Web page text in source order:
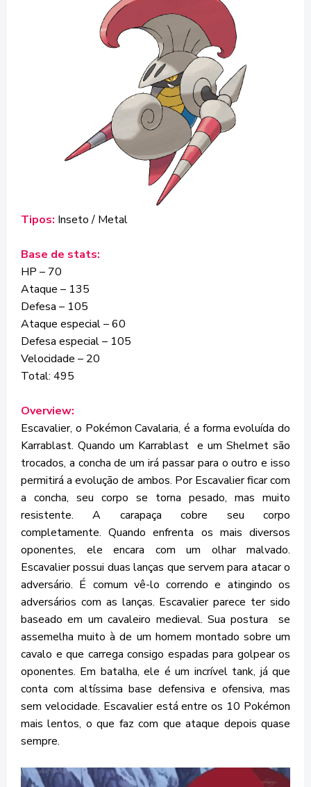
Tipos: Inseto / Metal
Base de stats:
HP – 70
Ataque – 135
Defesa – 105
Ataque especial – 60
Defesa especial – 105
Velocidade – 20
Total: 495
Overview:
Escavalier, o Pokémon Cavalaria, é a forma evoluída do
Karrablast. Quando um Karrablast e um Shelmet são
trocados, a concha de um irá passar para o outro e isso
permitirá a evolução de ambos. Por Escavalier ficar com
a concha, seu corpo se torna pesado, mas muito
resistente. A carapaça cobre seu corpo
completamente. Quando enfrenta os mais diversos
oponentes, ele encara com um olhar malvado.
Escavalier possui duas lanças que servem para atacar o
adversário. É comum vê-lo correndo e atingindo os
adversários com as lanças. Escavalier parece ter sido
baseado em um cavaleiro medieval. Sua postura se
assemelha muito à de um homem montado sobre um
cavalo e que carrega consigo espadas para golpear os
oponentes. Em batalha, ele é um incrível tank, já que
conta com altíssima base defensiva e ofensiva, mas
sem velocidade. Escavalier está entre os 10 Pokémon
mais lentos, o que faz com que ataque depois quase
sempre.